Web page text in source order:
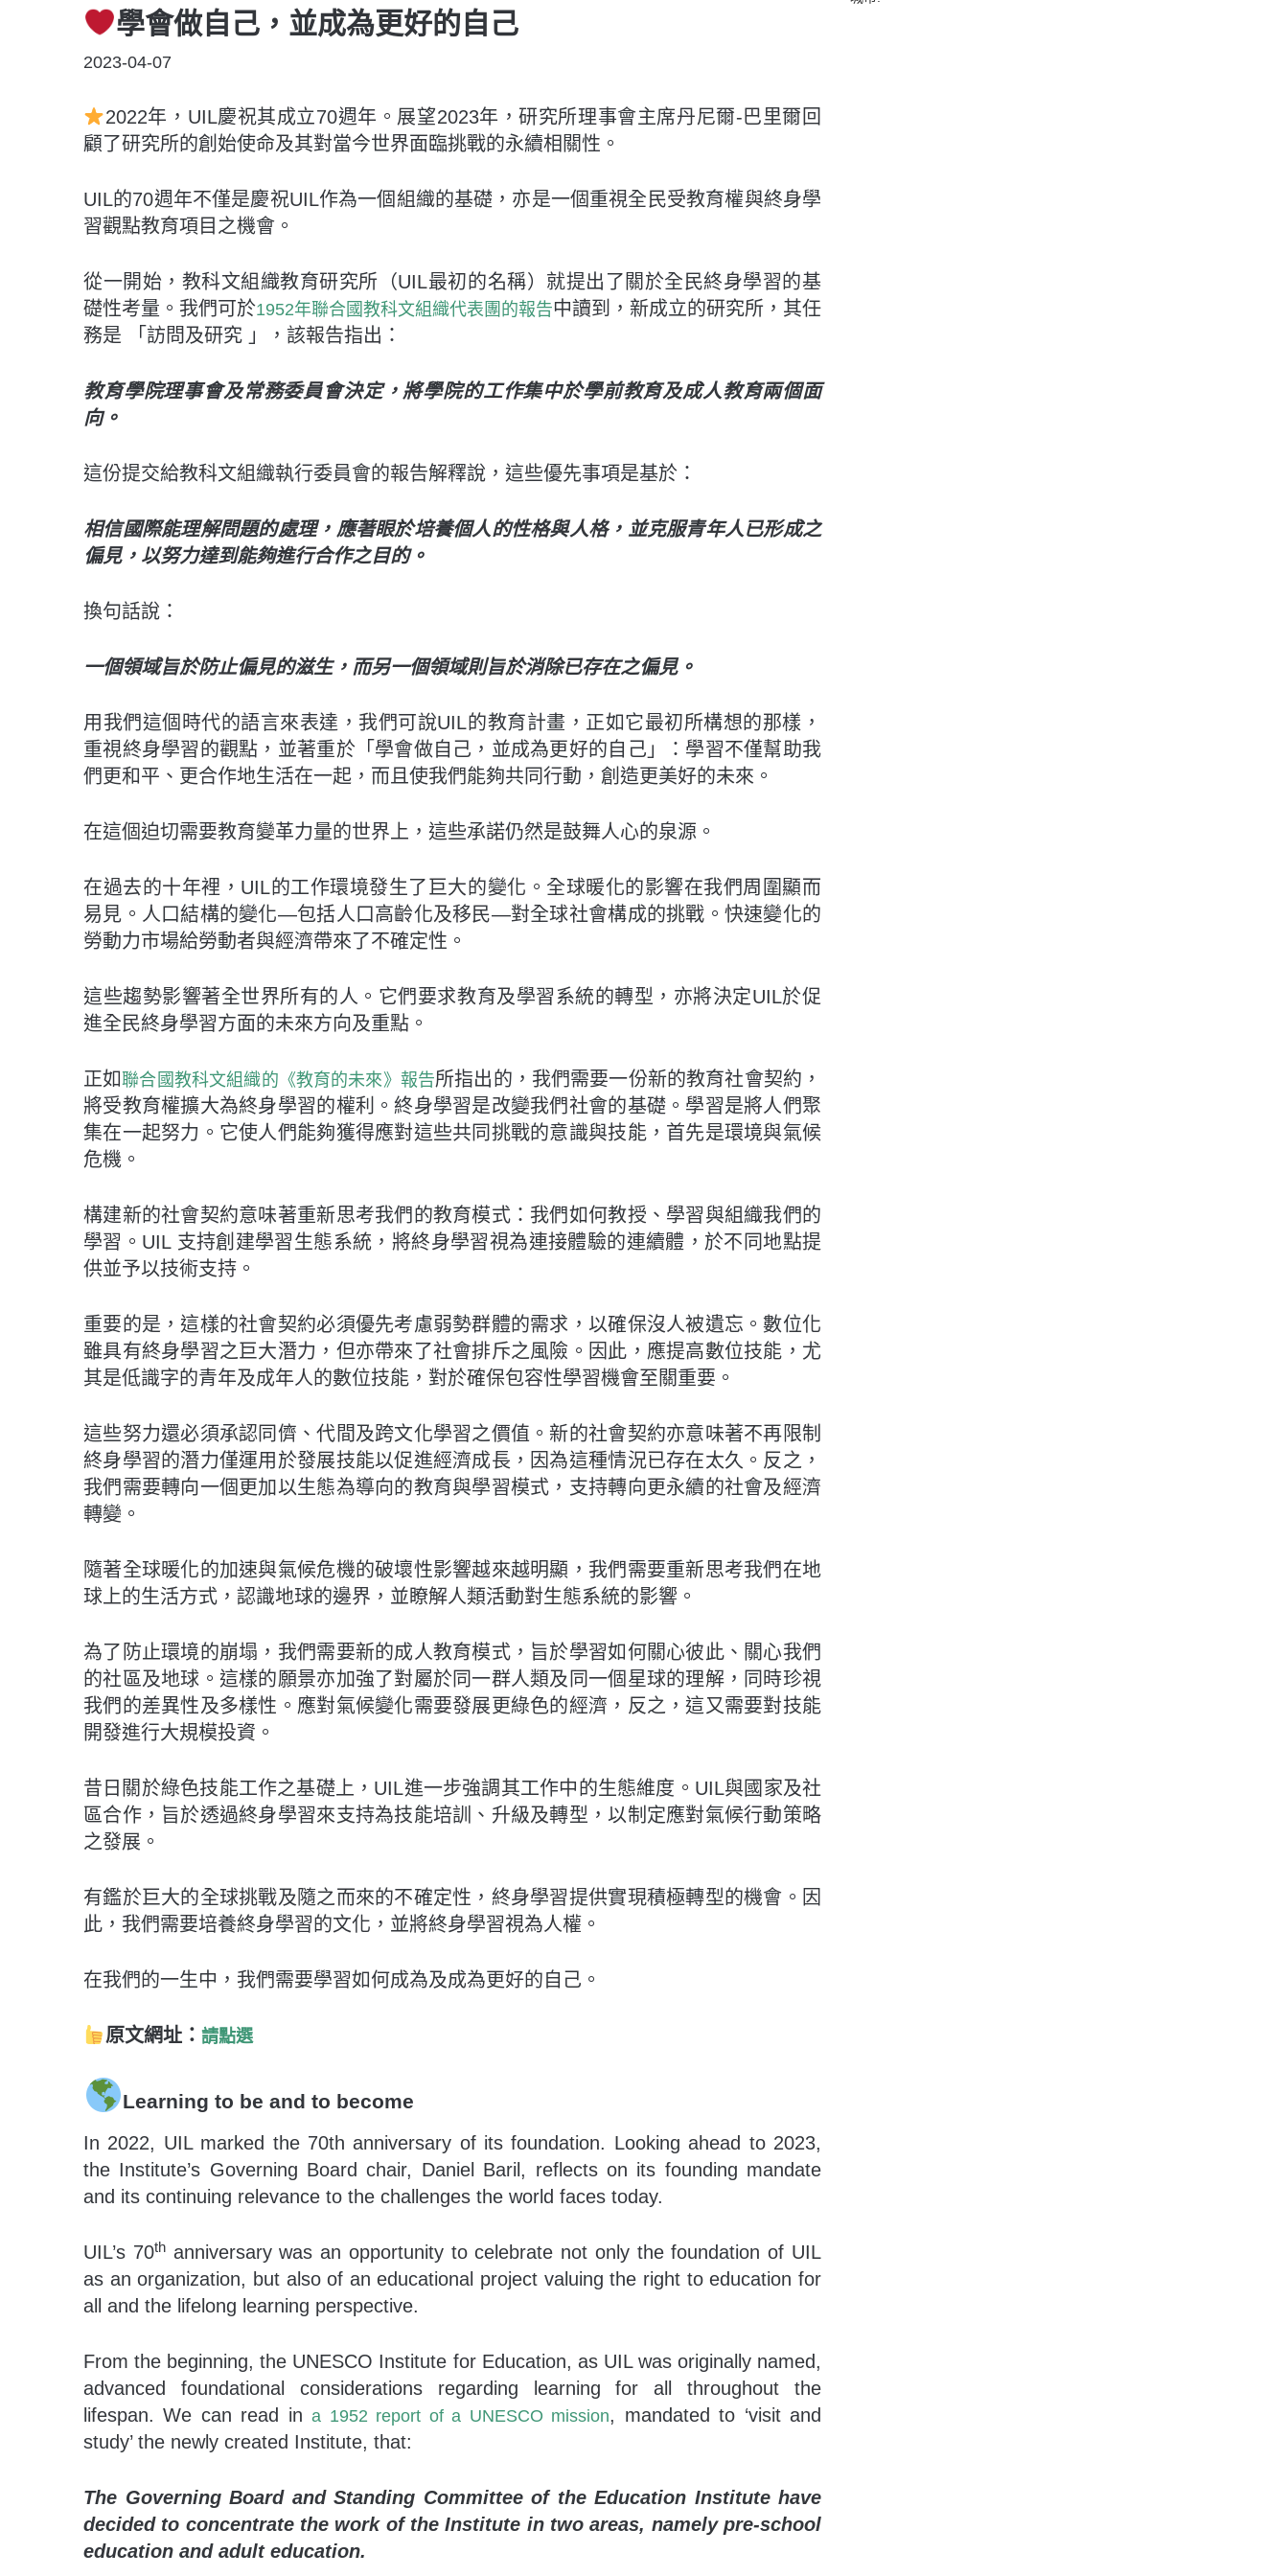
學會做自己，並成為更好的自己
POSTED
2023-04-07
2022年，UIL慶祝其成立70週年。展望2023年，研究所理事會主席丹尼爾-巴里爾回
顧了研究所的創始使命及其對當今世界面臨挑戰的永續相關性。
UIL的70週年不僅是慶祝UIL作為一個組織的基礎，亦是一個重視全民受教育權與終身學
習觀點教育項目之機會。
從一開始，教科文組織教育研究所（UIL最初的名稱）就提出了關於全民終身學習的基
礎性考量。我們可於1952年聯合國教科文組織代表團的報告中讀到，新成立的研究所，其任
務是 「訪問及研究 」，該報告指出：
教育學院理事會及常務委員會決定， 將學院的工作集中於學前教育及成人教育兩個面
向。
這份提交給教科文組織執行委員會的報告解釋說，這些優先事項是基於：
相信國際能理解問題的處理，應著眼於培養個人的性格與人格， 並克服青年人已形成之
偏見，以努力達到能夠進行合作之目的。
換句話說：
一個領域旨於防止偏見的滋生， 而另一個領域則旨於消除已存在之偏見。
用我們這個時代的語言來表達，我們可說UIL的教育計畫，正如它最初所構想的那樣，
重視終身學習的觀點，並著重於「學會做自己，並成為更好的自己」：學習不僅幫助我
們更和平、更合作地生活在一起，而且使我們能夠共同行動，創造更美好的未來。
在這個迫切需要教育變革力量的世界上，這些承諾仍然是鼓舞人心的泉源。
在過去的十年裡，UIL的工作環境發生了巨大的變化。全球暖化的影響在我們周圍顯而
易見。人口結構的變化—包括人口高齡化及移民—對全球社會構成的挑戰。快速變化的
勞動力市場給勞動者與經濟帶來了不確定性。
這些趨勢影響著全世界所有的人。它們要求教育及學習系統的轉型，亦將決定UIL於促
進全民終身學習方面的未來方向及重點。
正如聯合國教科文組織的《教育的未來》報告所指出的，我們需要一份新的教育社會契約，
將受教育權擴大為終身學習的權利。終身學習是改變我們社會的基礎。學習是將人們聚
集在一起努力。它使人們能夠獲得應對這些共同挑戰的意識與技能，首先是環境與氣候
危機。
構建新的社會契約意味著重新思考我們的教育模式：我們如何教授、學習與組織我們的
學習。UIL 支持創建學習生態系統，將終身學習視為連接體驗的連續體，於不同地點提
供並予以技術支持。
重要的是，這樣的社會契約必須優先考慮弱勢群體的需求，以確保沒人被遺忘。數位化
雖具有終身學習之巨大潛力，但亦帶來了社會排斥之風險。因此，應提高數位技能，尤
其是低識字的青年及成年人的數位技能，對於確保包容性學習機會至關重要。
這些努力還必須承認同儕、代間及跨文化學習之價值。新的社會契約亦意味著不再限制
終身學習的潛力僅運用於發展技能以促進經濟成長，因為這種情況已存在太久。反之，
我們需要轉向一個更加以生態為導向的教育與學習模式，支持轉向更永續的社會及經濟
轉變。
隨著全球暖化的加速與氣候危機的破壞性影響越來越明顯，我們需要重新思考我們在地
球上的生活方式，認識地球的邊界，並瞭解人類活動對生態系統的影響。
為了防止環境的崩塌，我們需要新的成人教育模式，旨於學習如何關心彼此、關心我們
的社區及地球。這樣的願景亦加強了對屬於同一群人類及同一個星球的理解，同時珍視
我們的差異性及多樣性。應對氣候變化需要發展更綠色的經濟，反之，這又需要對技能
開發進行大規模投資。
昔日關於綠色技能工作之基礎上，UIL進一步強調其工作中的生態維度。UIL與國家及社
區合作，旨於透過終身學習來支持為技能培訓、升級及轉型，以制定應對氣候行動策略
之發展。
有鑑於巨大的全球挑戰及隨之而來的不確定性，終身學習提供實現積極轉型的機會。因
此，我們需要培養終身學習的文化，並將終身學習視為人權。
在我們的一生中，我們需要學習如何成為及成為更好的自己。
原文網址： 請點選
Learning to be and to become
In 2022, UIL marked the 70th anniversary of its foundation. Looking ahead to 2023,
the Institute’s Governing Board chair, Daniel Baril, reflects on its founding mandate
and its continuing relevance to the challenges the world faces today.
UIL’s 70thanniversary was an opportunity to celebrate not only the foundation of UIL
as an organization, but also of an educational project valuing the right to education for
all and the lifelong learning perspective.
From the beginning, the UNESCO Institute for Education, as UIL was originally named,
advanced foundational considerations regarding learning for all throughout the
lifespan. We can read ina 1952 report of a UNESCO mission, mandated to ‘visit and
study’ the newly created Institute, that:
The Governing Board and Standing Committee of the Education Institute have
decided to concentrate the work of the Institute in two areas, namely pre-school
education and adult education.